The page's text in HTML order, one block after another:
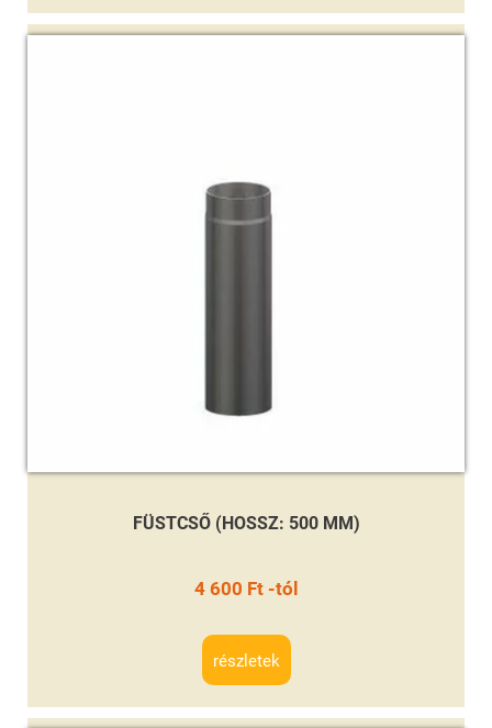
FÜSTCSŐ (HOSSZ: 500 MM)
4 600 Ft -tól
részletek